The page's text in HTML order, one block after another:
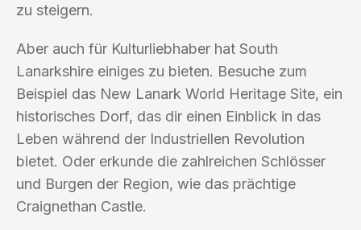
zu steigern.
Aber auch für Kulturliebhaber hat South
Lanarkshire einiges zu bieten. Besuche zum
Beispiel das New Lanark World Heritage Site, ein
historisches Dorf, das dir einen Einblick in das
Leben während der Industriellen Revolution
bietet. Oder erkunde die zahlreichen Schlösser
und Burgen der Region, wie das prächtige
Craignethan Castle.